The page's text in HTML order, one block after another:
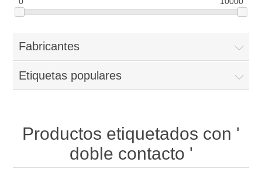
Fabricantes
Etiquetas populares
Productos etiquetados con '
doble contacto '